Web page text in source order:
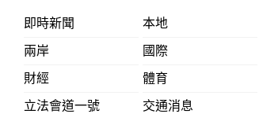
即時新聞
本地
兩岸
國際
財經
體育
立法會道一號
交通消息